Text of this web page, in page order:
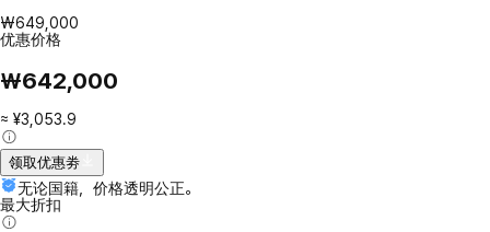
₩649,000
优惠价格
₩642,000
≈ ¥3,053.9
领取优惠劵
无论国籍，价格透明公正。
最大折扣